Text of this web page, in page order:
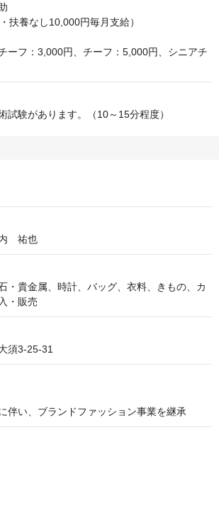
扶養なし10,000円毎月支給）
ーフ：3,000円、チーフ：5,000円、シニアチ
試験があります。（10～15分程度）
　祐也
・貴金属、時計、バッグ、衣料、きもの、カ
・販売
須3-25-31
伴い、ブランドファッション事業を継承